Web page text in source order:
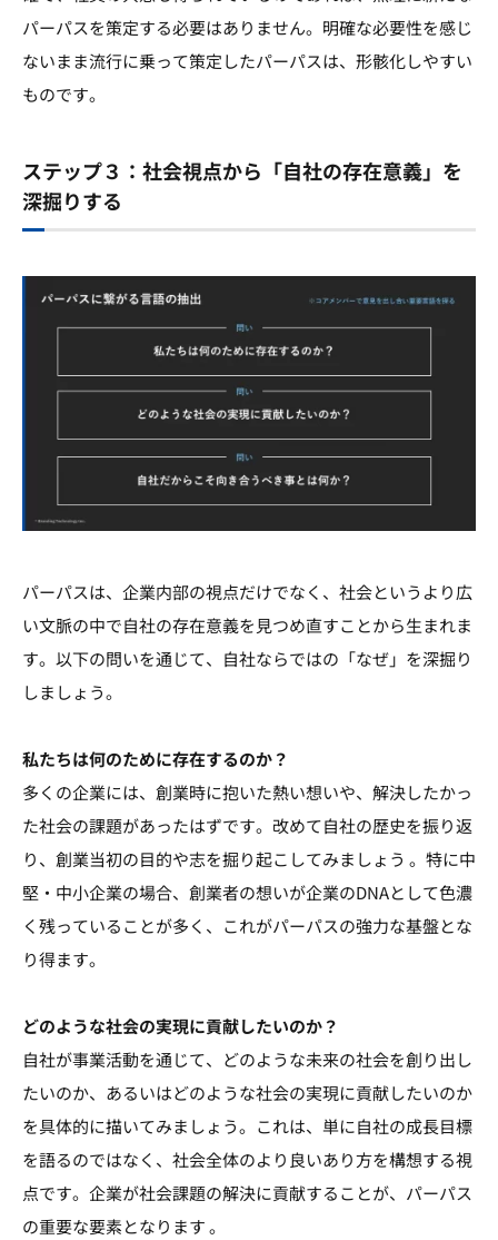
パーパスを策定する必要はありません。明確な必要性を感じ
ないまま流行に乗って策定したパーパスは、形骸化しやすい
ものです。
ステップ３：社会視点から「自社の存在意義」を
深掘りする
パーパスは、企業内部の視点だけでなく、社会というより広
い文脈の中で自社の存在意義を見つめ直すことから生まれま
す。以下の問いを通じて、自社ならではの「なぜ」を深掘り
しましょう。
私たちは何のために存在するのか？
多くの企業には、創業時に抱いた熱い想いや、解決したかっ
た社会の課題があったはずです。改めて自社の歴史を振り返
り、創業当初の目的や志を掘り起こしてみましょう 。特に中
堅・中小企業の場合、創業者の想いが企業のDNAとして色濃
く残っていることが多く、これがパーパスの強力な基盤とな
り得ます。
どのような社会の実現に貢献したいのか？
自社が事業活動を通じて、どのような未来の社会を創り出し
たいのか、あるいはどのような社会の実現に貢献したいのか
を具体的に描いてみましょう。これは、単に自社の成長目標
を語るのではなく、社会全体のより良いあり方を構想する視
点です。企業が社会課題の解決に貢献することが、パーパス
の重要な要素となります 。